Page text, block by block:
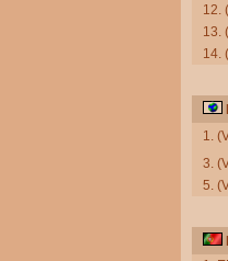
12.
13.
14.
1.
3.
5.